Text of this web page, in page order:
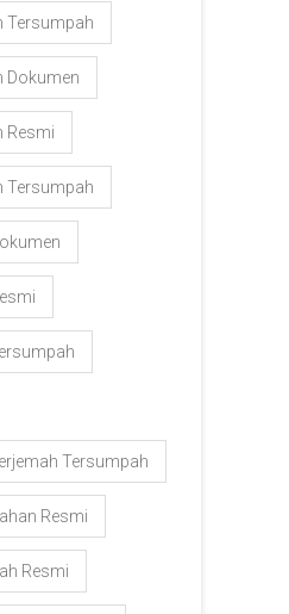
Tersumpah
Dokumen
Resmi
Tersumpah
Tersumpah
Resmi
Resmi